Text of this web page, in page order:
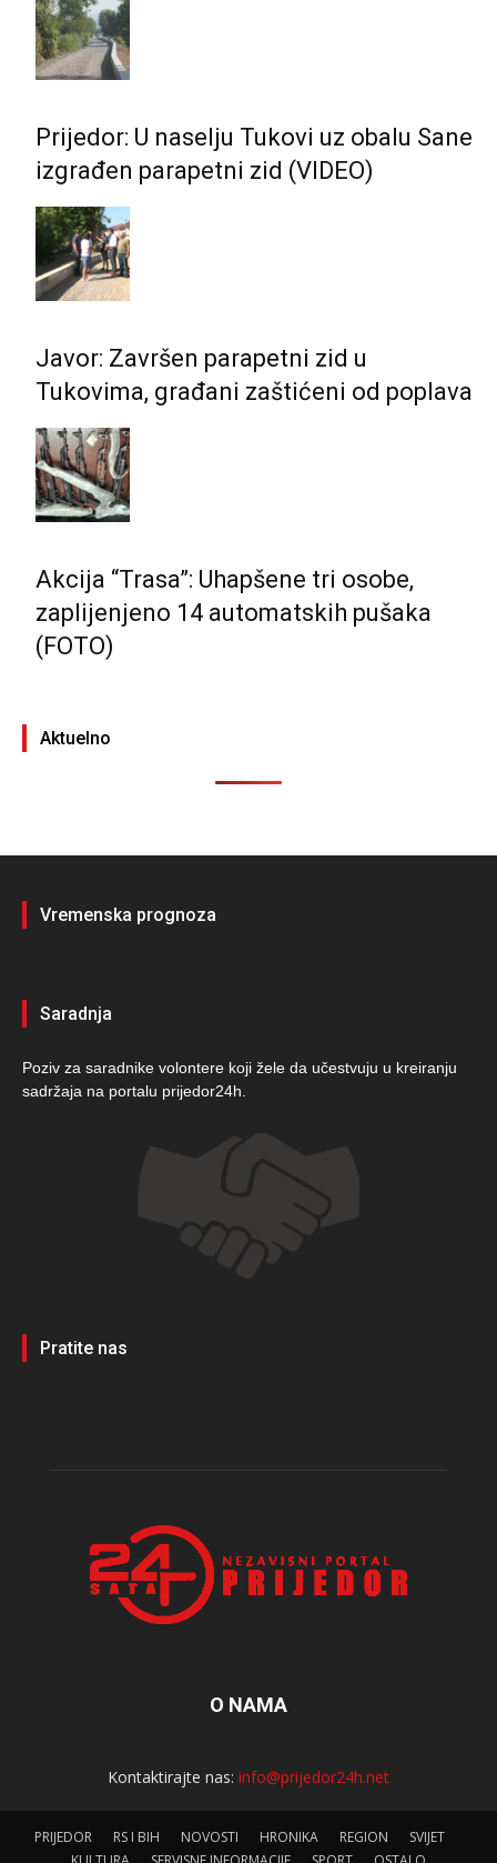
Prijedor: U naselju Tukovi uz obalu Sane
izgrađen parapetni zid (VIDEO)
Javor: Završen parapetni zid u
Tukovima, građani zaštićeni od poplava
Akcija “Trasa”: Uhapšene tri osobe,
zaplijenjeno 14 automatskih pušaka
(FOTO)
Aktuelno
Vremenska prognoza
Saradnja
Poziv za saradnike volontere koji žele da učestvuju u kreiranju
sadržaja na portalu prijedor24h.
Pratite nas
O NAMA
Kontaktirajte nas: info@prijedor24h.net
PRIJEDOR RS I BIH NOVOSTI HRONIKA REGION
SVIJET